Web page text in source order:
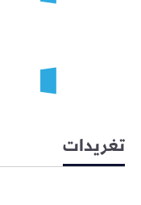
تغريدات